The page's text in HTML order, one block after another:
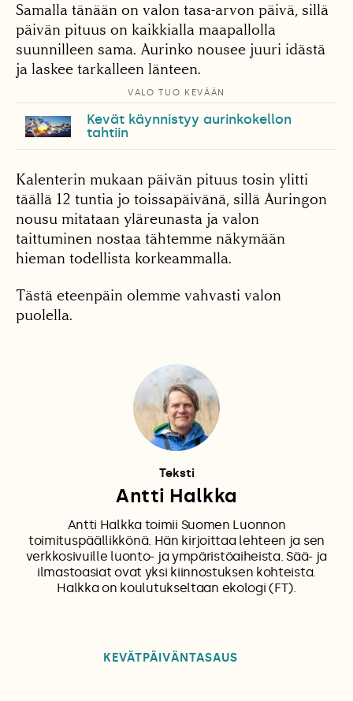
Samalla tänään on valon tasa-arvon päivä, sillä
päivän pituus on kaikkialla maapallolla
suunnilleen sama. Aurinko nousee juuri idästä
ja laskee tarkalleen länteen.
VALO TUO KEVÄÄN
Kevät käynnistyy aurinkokellon
tahtiin
Kalenterin mukaan päivän pituus tosin ylitti
täällä 12 tuntia jo toissapäivänä, sillä Auringon
nousu mitataan yläreunasta ja valon
taittuminen nostaa tähtemme näkymään
hieman todellista korkeammalla.
Tästä eteenpäin olemme vahvasti valon
puolella.
Teksti
Antti Halkka
Antti Halkka toimii Suomen Luonnon
toimituspäällikkönä. Hän kirjoittaa lehteen ja sen
verkkosivuille luonto- ja ympäristöaiheista. Sää- ja
ilmastoasiat ovat yksi kiinnostuksen kohteista.
Halkka on koulutukseltaan ekologi (FT).
KEVÄTPÄIVÄNTASAUS